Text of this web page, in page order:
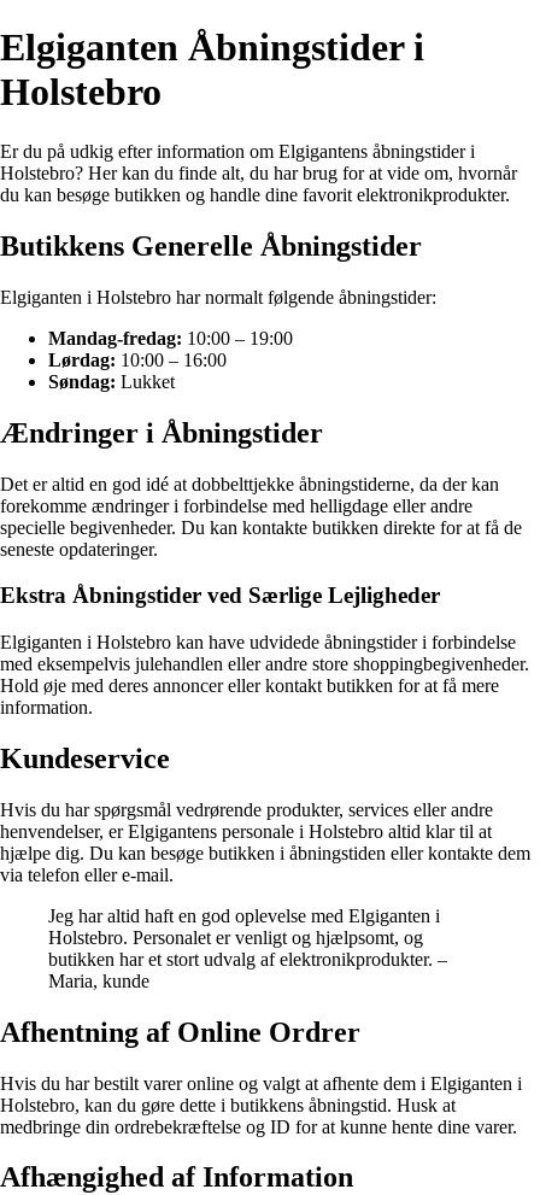
Elgiganten Åbningstider i
Holstebro
Er du på udkig efter information om Elgigantens åbningstider i
Holstebro? Her kan du finde alt, du har brug for at vide om, hvornår
du kan besøge butikken og handle dine favorit elektronikprodukter.
Butikkens Generelle Åbningstider
Elgiganten i Holstebro har normalt følgende åbningstider:
Mandag-fredag: 10:00 – 19:00
Lørdag: 10:00 – 16:00
Søndag: Lukket
Ændringer i Åbningstider
Det er altid en god idé at dobbelttjekke åbningstiderne, da der kan
forekomme ændringer i forbindelse med helligdage eller andre
specielle begivenheder. Du kan kontakte butikken direkte for at få de
seneste opdateringer.
Ekstra Åbningstider ved Særlige Lejligheder
Elgiganten i Holstebro kan have udvidede åbningstider i forbindelse
med eksempelvis julehandlen eller andre store shoppingbegivenheder.
Hold øje med deres annoncer eller kontakt butikken for at få mere
information.
Kundeservice
Hvis du har spørgsmål vedrørende produkter, services eller andre
henvendelser, er Elgigantens personale i Holstebro altid klar til at
hjælpe dig. Du kan besøge butikken i åbningstiden eller kontakte dem
via telefon eller e-mail.
Jeg har altid haft en god oplevelse med Elgiganten i
Holstebro. Personalet er venligt og hjælpsomt, og
butikken har et stort udvalg af elektronikprodukter. –
Maria, kunde
Afhentning af Online Ordrer
Hvis du har bestilt varer online og valgt at afhente dem i Elgiganten i
Holstebro, kan du gøre dette i butikkens åbningstid. Husk at
medbringe din ordrebekræftelse og ID for at kunne hente dine varer.
Afhængighed af Information